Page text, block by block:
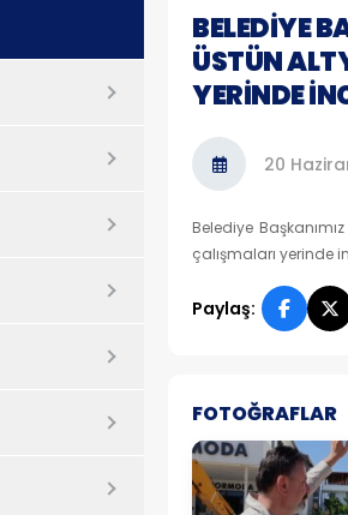
BELEDİYE
ÜSTÜN
YERİNDE
20
Belediye
çalışmaları yerinde
Paylaş:
FOTOĞRAFLAR